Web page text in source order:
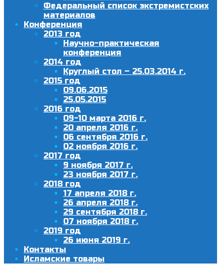
Федеральный список экстремистских
материалов
Конференция
2013 год
Научно-практическая
конференция
2014 год
Круглый стол – 25.03.2014 г.
2015 год
09.06.2015
25.05.2015
2016 год
09-10 марта 2016 г.
20 апреля 2016 г.
06 сентября 2016 г.
02 ноября 2016 г.
2017 год
9 ноября 2017 г.
23 ноября 2017 г.
2018 год
17 апреля 2018 г.
26 апреля 2018 г.
29 сентября 2018 г.
07 ноября 2018 г.
2019 год
26 июня 2019 г.
Контакты
Исламские товары